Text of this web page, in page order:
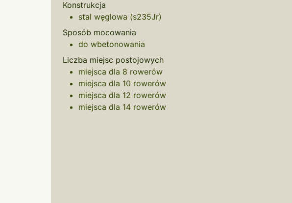
Konstrukcja
stal węglowa (s235Jr)
Sposób mocowania
do wbetonowania
Liczba miejsc postojowych
miejsca dla 8 rowerów
miejsca dla 10 rowerów
miejsca dla 12 rowerów
miejsca dla 14 rowerów